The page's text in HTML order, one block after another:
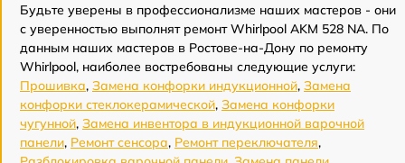
Будьте уверены в профессионализме наших мастеров - они
с уверенностью выполнят ремонт Whirlpool AKM 528 NA. По
данным наших мастеров в Ростове-на-Дону по ремонту
Whirlpool, наиболее востребованы следующие услуги:
Прошивка, Замена конфорки индукционной, Замена
конфорки стеклокерамической, Замена конфорки
чугунной, Замена инвентора в индукционной варочной
панели, Ремонт сенсора, Ремонт переключателя,